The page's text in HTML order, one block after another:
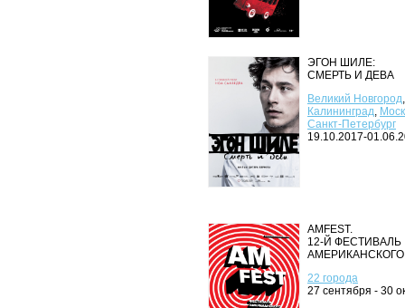
ЭГОН ШИЛЕ:
СМЕРТЬ И ДЕВА
Великий Новгород,
Калининград,
Санкт‑Петербург
19.10.2017-
AMFEST.
12-Й ФЕСТИВАЛЬ
22 города
27 сентября - 30